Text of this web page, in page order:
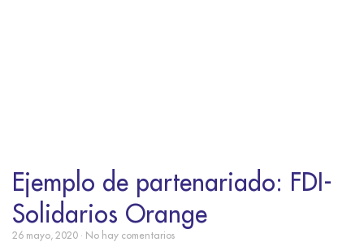
Ejemplo de partenariado: FDI-
Solidarios Orange
26 mayo, 2020 No hay comentarios